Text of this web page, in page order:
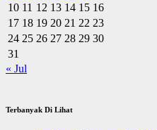
10 11 12 13 14 15 16
17 18 19 20 21 22 23
24 25 26 27 28 29 30
31
« Jul
Terbanyak Di Lihat